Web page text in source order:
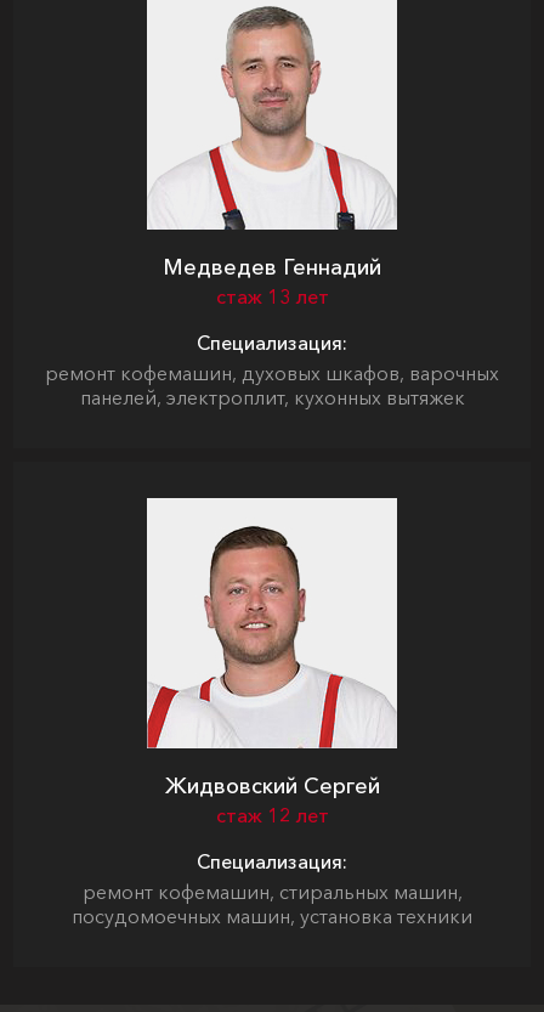
Медведев Геннадий
стаж 13 лет
Специализация:
ремонт кофемашин, духовых шкафов, варочных
панелей, электроплит, кухонных вытяжек
Жидвовский Сергей
стаж 12 лет
Специализация:
ремонт кофемашин, стиральных машин,
посудомоечных машин, установка техники